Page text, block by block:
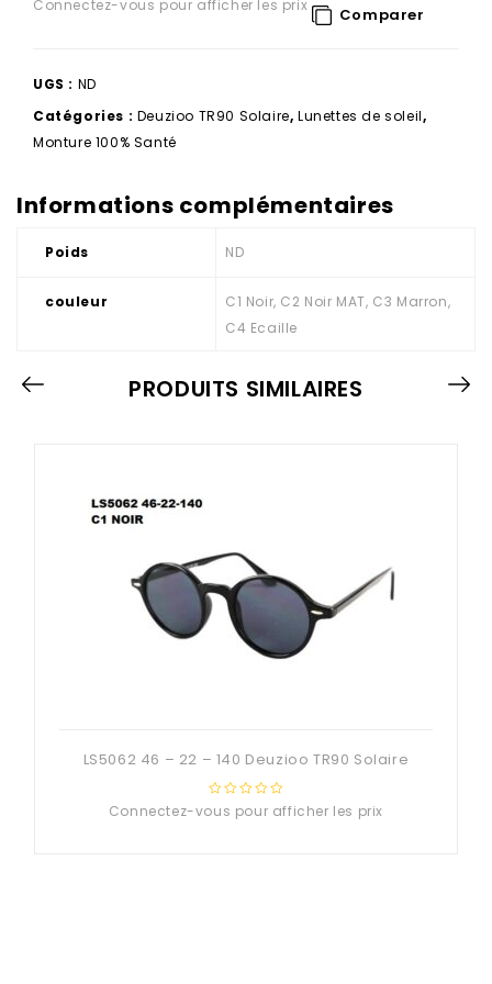
Connectez-vous pour afficher les prix Comparer
UGS : ND
Catégories : Deuzioo TR90 Solaire,Lunettes de soleil,
Monture 100% Santé
Informations complémentaires
Poids ND
couleur
C1 Noir, C2 Noir MAT, C3 Marron,
C4 Ecaille
PRODUITS SIMILAIRES
LS5062 46 – 22 – 140 Deuzioo TR90 Solaire
0
Connectez-vous pour afficher les prix